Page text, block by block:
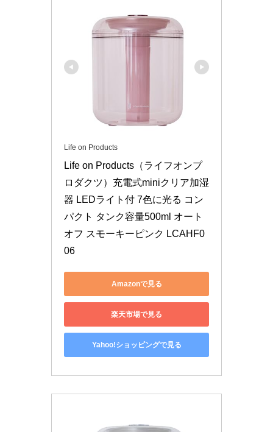
Life on Products
Life on Products（ライフオンプ
ロダクツ）充電式miniクリア加湿
器 LEDライト付 7色に光る コン
パクト タンク容量500ml オート
オフ スモーキーピンク LCAHF0
06
Amazonで見る
楽天市場で見る
Yahoo!ショッピングで見る